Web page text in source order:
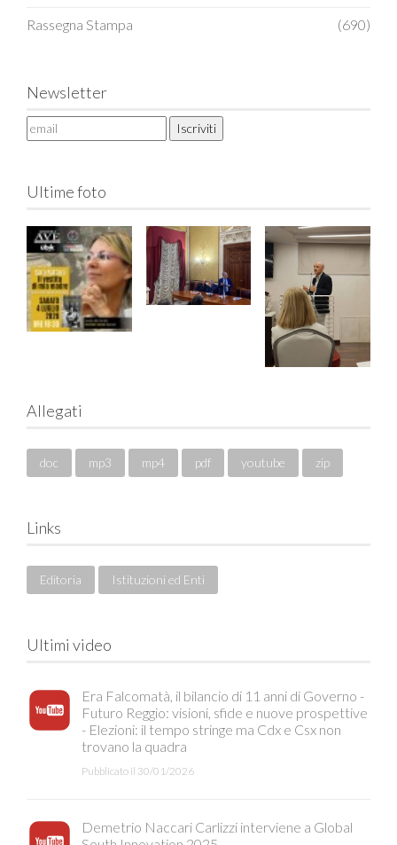
Rassegna Stampa (690)
Newsletter
Ultime foto
Allegati
doc mp3 mp4 pdf youtube zip
Links
Editoria Istituzioni ed Enti
Ultimi video
Era Falcomatà, il bilancio di 11 anni di Governo -
Futuro Reggio: visioni, sfide e nuove prospettive
- Elezioni: il tempo stringe ma Cdx e Csx non
trovano la quadra
Pubblicato il 30/01/2026
Demetrio Naccari Carlizzi interviene a Global